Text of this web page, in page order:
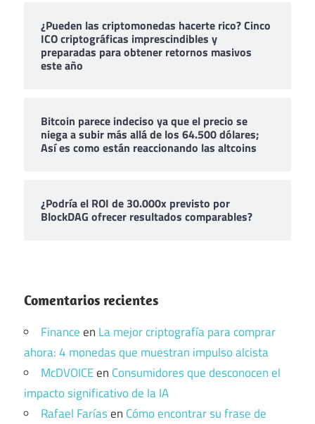
¿Pueden las criptomonedas hacerte rico? Cinco
ICO criptográficas imprescindibles y
preparadas para obtener retornos masivos
este año
Bitcoin parece indeciso ya que el precio se
niega a subir más allá de los 64.500 dólares;
Así es como están reaccionando las altcoins
¿Podría el ROI de 30.000x previsto por
BlockDAG ofrecer resultados comparables?
Comentarios recientes
Financeen La mejor criptografía para comprar
ahora: 4 monedas que muestran impulso alcista
McDVOICEen Consumidores que desconocen el
impacto significativo de la IA
Rafael Faríasen Cómo encontrar su frase de